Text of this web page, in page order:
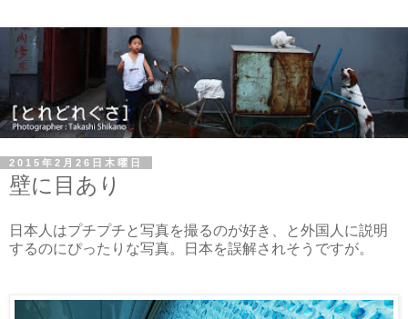
2015年2月26日木曜日
壁に目あり
日本人はプチプチと写真を撮るのが好き、と外国人に説明
するのにぴったりな写真。日本を誤解されそうですが。